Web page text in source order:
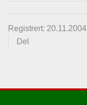
Registrert: 20.11.2004
Del